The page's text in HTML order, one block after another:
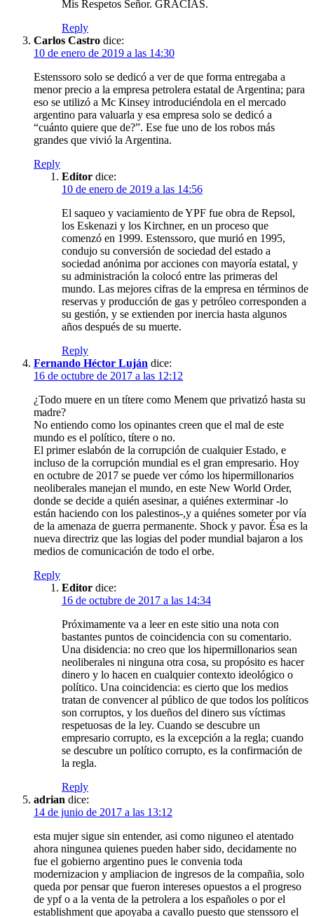
Mis Respetos Señor. GRACIAS.
Reply
Carlos Castro dice:
10 de enero de 2019 a las 14:30
Estenssoro solo se dedicó a ver de que forma entregaba a
menor precio a la empresa petrolera estatal de Argentina; para
eso se utilizó a Mc Kinsey introduciéndola en el mercado
argentino para valuarla y esa empresa solo se dedicó a
“cuánto quiere que de?”. Ese fue uno de los robos más
grandes que vivió la Argentina.
Reply
Editor dice:
10 de enero de 2019 a las 14:56
El saqueo y vaciamiento de YPF fue obra de Repsol,
los Eskenazi y los Kirchner, en un proceso que
comenzó en 1999. Estenssoro, que murió en 1995,
condujo su conversión de sociedad del estado a
sociedad anónima por acciones con mayoría estatal, y
su administración la colocó entre las primeras del
mundo. Las mejores cifras de la empresa en términos de
reservas y producción de gas y petróleo corresponden a
su gestión, y se extienden por inercia hasta algunos
años después de su muerte.
Reply
Fernando Héctor Luján dice:
16 de octubre de 2017 a las 12:12
¿Todo muere en un títere como Menem que privatizó hasta su
madre?
No entiendo como los opinantes creen que el mal de este
mundo es el político, títere o no.
El primer eslabón de la corrupción de cualquier Estado, e
incluso de la corrupción mundial es el gran empresario. Hoy
en octubre de 2017 se puede ver cómo los hipermillonarios
neoliberales manejan el mundo, en este New World Order,
donde se decide a quién asesinar, a quiénes exterminar -lo
están haciendo con los palestinos-,y a quiénes someter por vía
de la amenaza de guerra permanente. Shock y pavor. Ésa es la
nueva directriz que las logias del poder mundial bajaron a los
medios de comunicación de todo el orbe.
Reply
Editor dice:
16 de octubre de 2017 a las 14:34
Próximamente va a leer en este sitio una nota con
bastantes puntos de coincidencia con su comentario.
Una disidencia: no creo que los hipermillonarios sean
neoliberales ni ninguna otra cosa, su propósito es hacer
dinero y lo hacen en cualquier contexto ideológico o
político. Una coincidencia: es cierto que los medios
tratan de convencer al público de que todos los políticos
son corruptos, y los dueños del dinero sus víctimas
respetuosas de la ley. Cuando se descubre un
empresario corrupto, es la excepción a la regla; cuando
se descubre un político corrupto, es la confirmación de
la regla.
Reply
adrian dice:
14 de junio de 2017 a las 13:12
esta mujer sigue sin entender, asi como niguneo el atentado
ahora ningunea quienes pueden haber sido, decidamente no
fue el gobierno argentino pues le convenia toda
modernizacion y ampliacion de ingresos de la compañia, solo
queda por pensar que fueron intereses opuestos a el progreso
de ypf o a la venta de la petrolera a los españoles o por el
establishment que apoyaba a cavallo puesto que stenssoro el